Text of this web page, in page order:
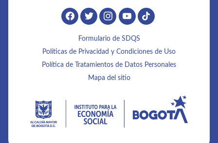
Formulario de SDQS
Políticas de Privacidad y Condiciones de Uso
Política de Tratamientos de Datos Personales
Mapa del sitio